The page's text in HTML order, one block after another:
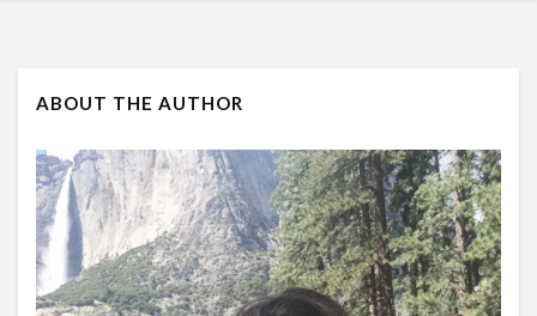
ABOUT THE AUTHOR